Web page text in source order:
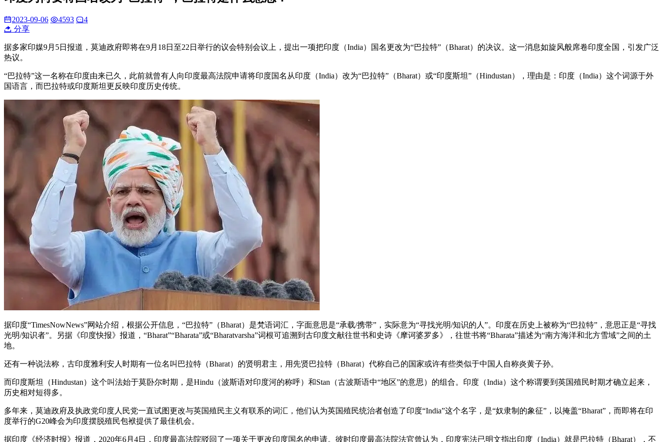
2023-09-06 4593
4
分享
据多家印媒9月5日报道，莫迪政府即将在9月18日至22日举行的议会特别会议上，提出一项把印度（India）国名更改为“巴拉特”（Bharat）的决议。这一消息如旋风般席卷印度全国，引发广泛
热议。
“巴拉特”这一名称在印度由来已久，此前就曾有人向印度最高法院申请将印度国名从印度（India）改为“巴拉特”（Bharat）或“印度斯坦”（Hindustan），理由是：印度（India）这个词源于外
国语言，而巴拉特或印度斯坦更反映印度历史传统。
据印度“TimesNowNews”网站介绍，根据公开信息，“巴拉特”（Bharat）是梵语词汇，字面意思是“承载/携带”，实际意为“寻找光明/知识的人”。印度在历史上被称为“巴拉特”，意思正是“寻找
光明/知识者”。另据《印度快报》报道，“Bharat”“Bharata”或“Bharatvarsha”词根可追溯到古印度文献往世书和史诗《摩诃婆罗多》，往世书将“Bharata”描述为“南方海洋和北方雪域”之间的土
地。
还有一种说法称，古印度雅利安人时期有一位名叫巴拉特（Bharat）的贤明君主，用先贤巴拉特（Bharat）代称自己的国家或许有些类似于中国人自称炎黄子孙。
而印度斯坦（Hindustan）这个叫法始于莫卧尔时期，是Hindu（波斯语对印度河的称呼）和Stan（古波斯语中“地区”的意思）的组合。印度（India）这个称谓要到英国殖民时期才确立起来，
历史相对短得多。
多年来，莫迪政府及执政党印度人民党一直试图更改与英国殖民主义有联系的词汇，他们认为英国殖民统治者创造了印度“India”这个名字，是“奴隶制的象征”，以掩盖“Bharat”，而即将在印
度举行的G20峰会为印度摆脱殖民包袱提供了最佳机会。
据印度《经济时报》报道，2020年6月4日，印度最高法院驳回了一项关于更改印度国名的申请。彼时印度最高法院法官曾认为，印度宪法已明文指出印度（India）就是巴拉特（Bharat），不